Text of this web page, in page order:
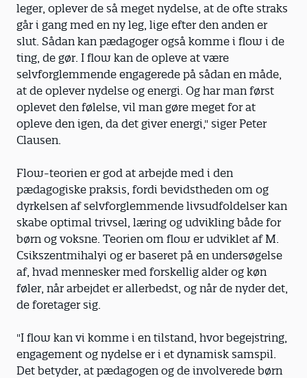
leger, oplever de så meget nydelse, at de ofte straks
går i gang med en ny leg, lige efter den anden er
slut. Sådan kan pædagoger også komme i flow i de
ting, de gør. I flow kan de opleve at være
selvforglemmende engagerede på sådan en måde,
at de oplever nydelse og energi. Og har man først
oplevet den følelse, vil man gøre meget for at
opleve den igen, da det giver energi," siger Peter
Clausen.
Flow-teorien er god at arbejde med i den
pædagogiske praksis, fordi bevidstheden om og
dyrkelsen af selvforglemmende livsudfoldelser kan
skabe optimal trivsel, læring og udvikling både for
børn og voksne. Teorien om flow er udviklet af M.
Csikszentmihalyi og er baseret på en undersøgelse
af, hvad mennesker med forskellig alder og køn
føler, når arbejdet er allerbedst, og når de nyder det,
de foretager sig.
"I flow kan vi komme i en tilstand, hvor begejstring,
engagement og nydelse er i et dynamisk samspil.
Det betyder, at pædagogen og de involverede børn